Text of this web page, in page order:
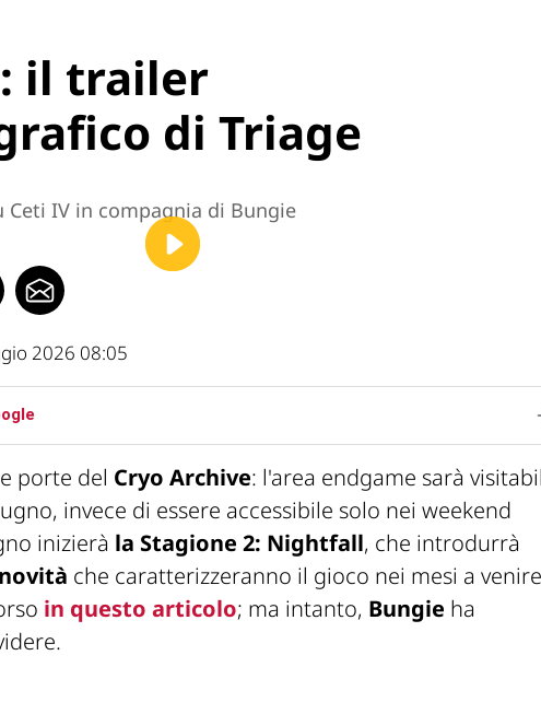
il trailer
di Triage
Ceti IV in compagnia di Bungie
2026 08:05
porte del Cryo Archive: l'area endgame sarà
invece di essere accessibile solo nei weekend
inizierà la Stagione 2: Nightfall, che introdurrà
novità che caratterizzeranno il gioco nei mesi a
in questo articolo; ma intanto, Bungie ha